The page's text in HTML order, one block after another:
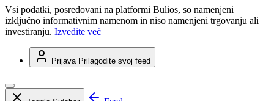
Vsi podatki, posredovani na platformi Bulios, so namenjeni
izključno informativnim namenom in niso namenjeni trgovanju ali
investiranju. Izvedite več
Prijava Prilagodite svoj feed